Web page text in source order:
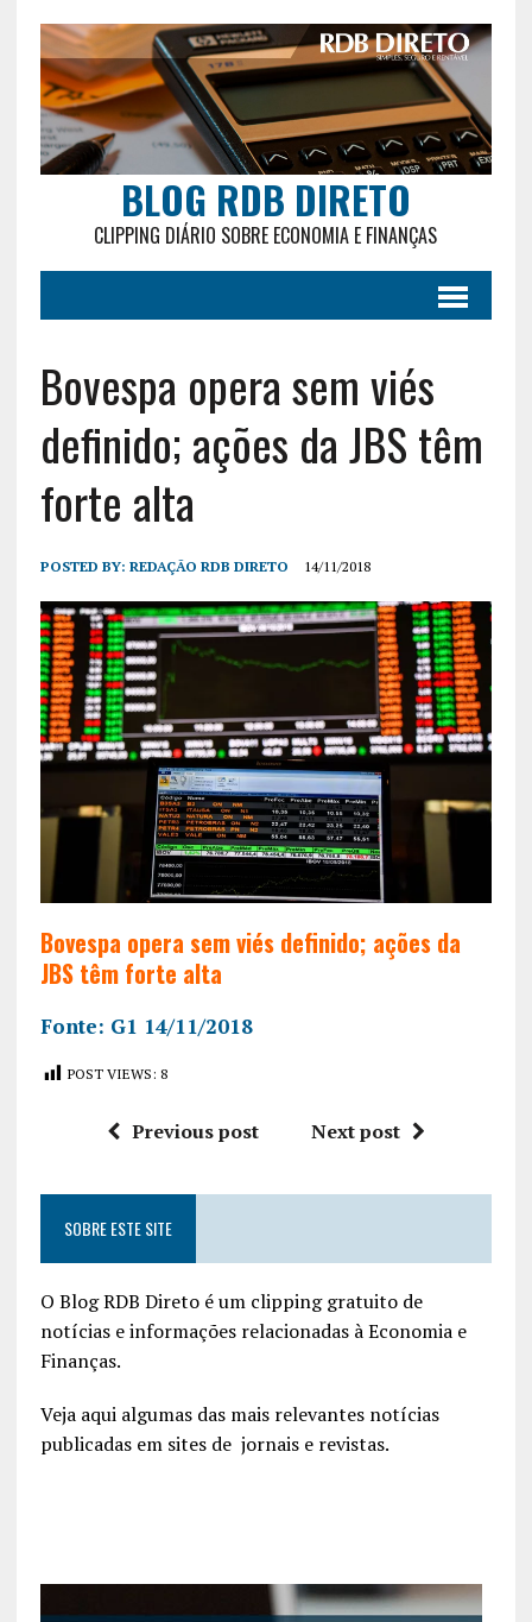
BLOG RDB DIRETO
CLIPPING DIÁRIO SOBRE ECONOMIA E FINANÇAS
Bovespa opera sem viés
definido; ações da JBS têm
forte alta
POSTED BY: REDAÇÃO RDB DIRETO 14/11/2018
Bovespa opera sem viés definido; ações da
JBS têm forte alta
Fonte: G1 14/11/2018
POST VIEWS: 8
Previous post Next post
SOBRE ESTE SITE
O Blog RDB Direto é um clipping gratuito de
notícias e informações relacionadas à Economia e
Finanças.
Veja aqui algumas das mais relevantes notícias
publicadas em sites de jornais e revistas.